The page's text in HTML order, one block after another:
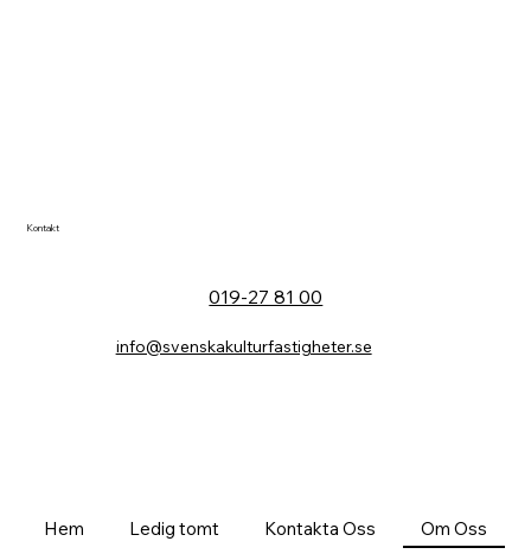
Kontakt
info@svenskakulturfastigheter.se
019-27 81 00
Hem Ledig tomt Kontakta Oss Om Oss